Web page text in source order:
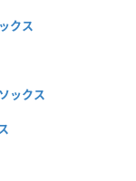
クス
ックス